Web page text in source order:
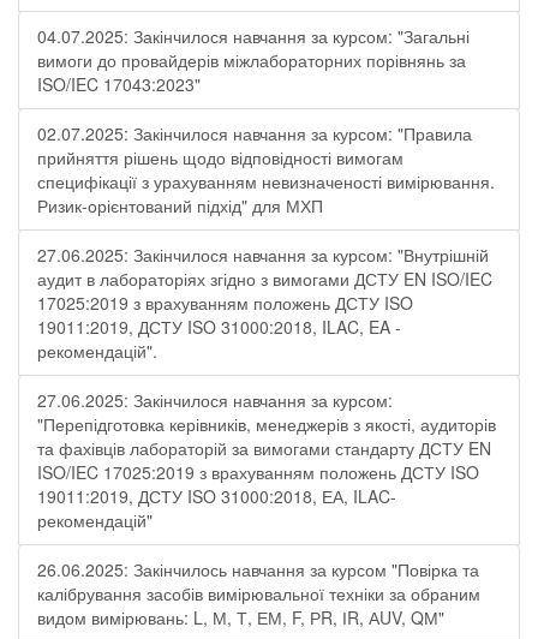
04.07.2025: Закінчилося навчання за курсом: "Загальні
вимоги до провайдерів міжлабораторних порівнянь за
ISO/IEC 17043:2023"
02.07.2025: Закінчилося навчання за курсом: "Правила
прийняття рішень щодо відповідності вимогам
специфікації з урахуванням невизначеності вимірювання.
Ризик-орієнтований підхід" для МХП
27.06.2025: Закінчилося навчання за курсом: "Внутрішній
аудит в лабораторіях згідно з вимогами ДСТУ EN ISO/IEC
17025:2019 з врахуванням положень ДСТУ ISO
19011:2019, ДСТУ ISO 31000:2018, ILAC, EA -
рекомендацій".
27.06.2025: Закінчилося навчання за курсом:
"Перепідготовка керівників, менеджерів з якості, аудиторів
та фахівців лабораторій за вимогами стандарту ДСТУ EN
ISO/IEC 17025:2019 з врахуванням положень ДСТУ ISO
19011:2019, ДСТУ ISO 31000:2018, ЕА, ILAC-
рекомендацій"
26.06.2025: Закінчилось навчання за курсом "Повірка та
калібрування засобів вимірювальної техніки за обраним
видом вимірювань: L, М, Т, ЕМ, F, РR, ІR, АUV, QМ"